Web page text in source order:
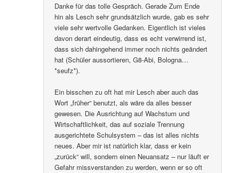
Danke für das tolle Gespräch. Gerade Zum Ende
hin als Lesch sehr grundsätzlich wurde, gab es sehr
viele sehr wertvolle Gedanken. Eigentlich ist vieles
davon derart eindeutig, dass es echt verwirrend ist,
dass sich dahingehend immer noch nichts geändert
hat (Schüler aussortieren, G8-Abi, Bologna…
*seufz*).
Ein bisschen zu oft hat mir Lesch aber auch das
Wort „früher“ benutzt, als wäre da alles besser
gewesen. Die Ausrichtung auf Wachstum und
Wirtschaftlichkeit, das auf soziale Trennung
ausgerichtete Schulsystem – das ist alles nichts
neues. Aber mir ist natürlich klar, dass er kein
„zurück“ will, sondern einen Neuansatz – nur läuft er
Gefahr missverstanden zu werden, wenn er so oft